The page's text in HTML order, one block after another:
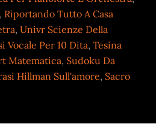
, Riportando Tutto A Casa
,Univr Scienze Della
Vocale Per 10 Dita,Tesina
Matematica, Sudoku Da
Hillman Sull'amore, Sacro